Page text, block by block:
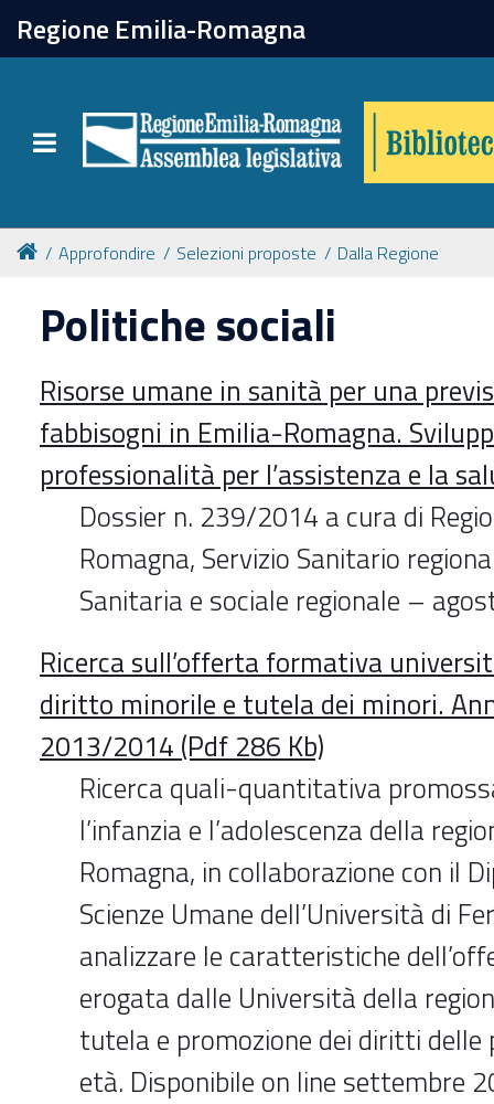
Regione Emilia-Romagna
Toggle navigation
chiudi
Catalogo online
Collezioni
Per approfondire
Appuntamenti
Prenotazione spazi
Approfondire Selezioni proposte Dalla Regione
Politiche sociali
Risorse umane in sanità per una
fabbisogni in Emilia-Romagna.
professionalità per l’assistenza e la
Dossier n. 239/2014 a cura di
Romagna, Servizio Sanitario
Sanitaria e sociale regionale –
Ricerca sull’offerta formativa
diritto minorile e tutela dei minori.
2013/2014 (Pdf 286 Kb)
Ricerca quali-quantitativa
l’infanzia e l’adolescenza della
Romagna, in collaborazione con il
Scienze Umane dell’Università di
analizzare le caratteristiche
erogata dalle Università della
tutela e promozione dei diritti delle
età. Disponibile on line settembre